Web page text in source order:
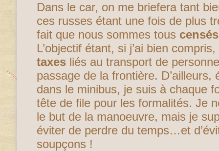
Dans le car, on me briefera tant
ces russes étant une fois de plus
fait que nous sommes tous
L’objectif étant, si j’ai bien compris,
taxes liés au transport de
passage de la frontière. D’ailleurs,
dans le minibus, je suis à chaque
tête de file pour les formalités. Je
le but de la manoeuvre, mais je
éviter de perdre du temps…et
soupçons !